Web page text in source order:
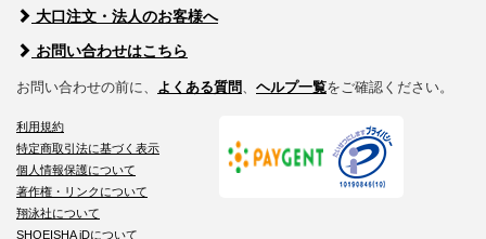
大口注文・法人のお客様へ
お問い合わせはこちら
お問い合わせの前に、 よくある質問 ヘルプ一覧をご確認ください。
利用規約
特定商取引法に基づく表示
個人情報保護について
著作権・リンクについて
翔泳社について
SHOEISHA iDについて